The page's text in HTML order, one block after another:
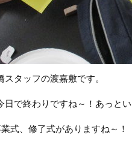
タッフの渡嘉敷です。
日で終わりですね～！あっと
式、修了式がありますね～！